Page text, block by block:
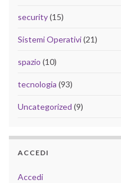
security(15)
Sistemi Operativi(21)
spazio (10)
tecnologia (93)
Uncategorized (9)
ACCEDI
Accedi